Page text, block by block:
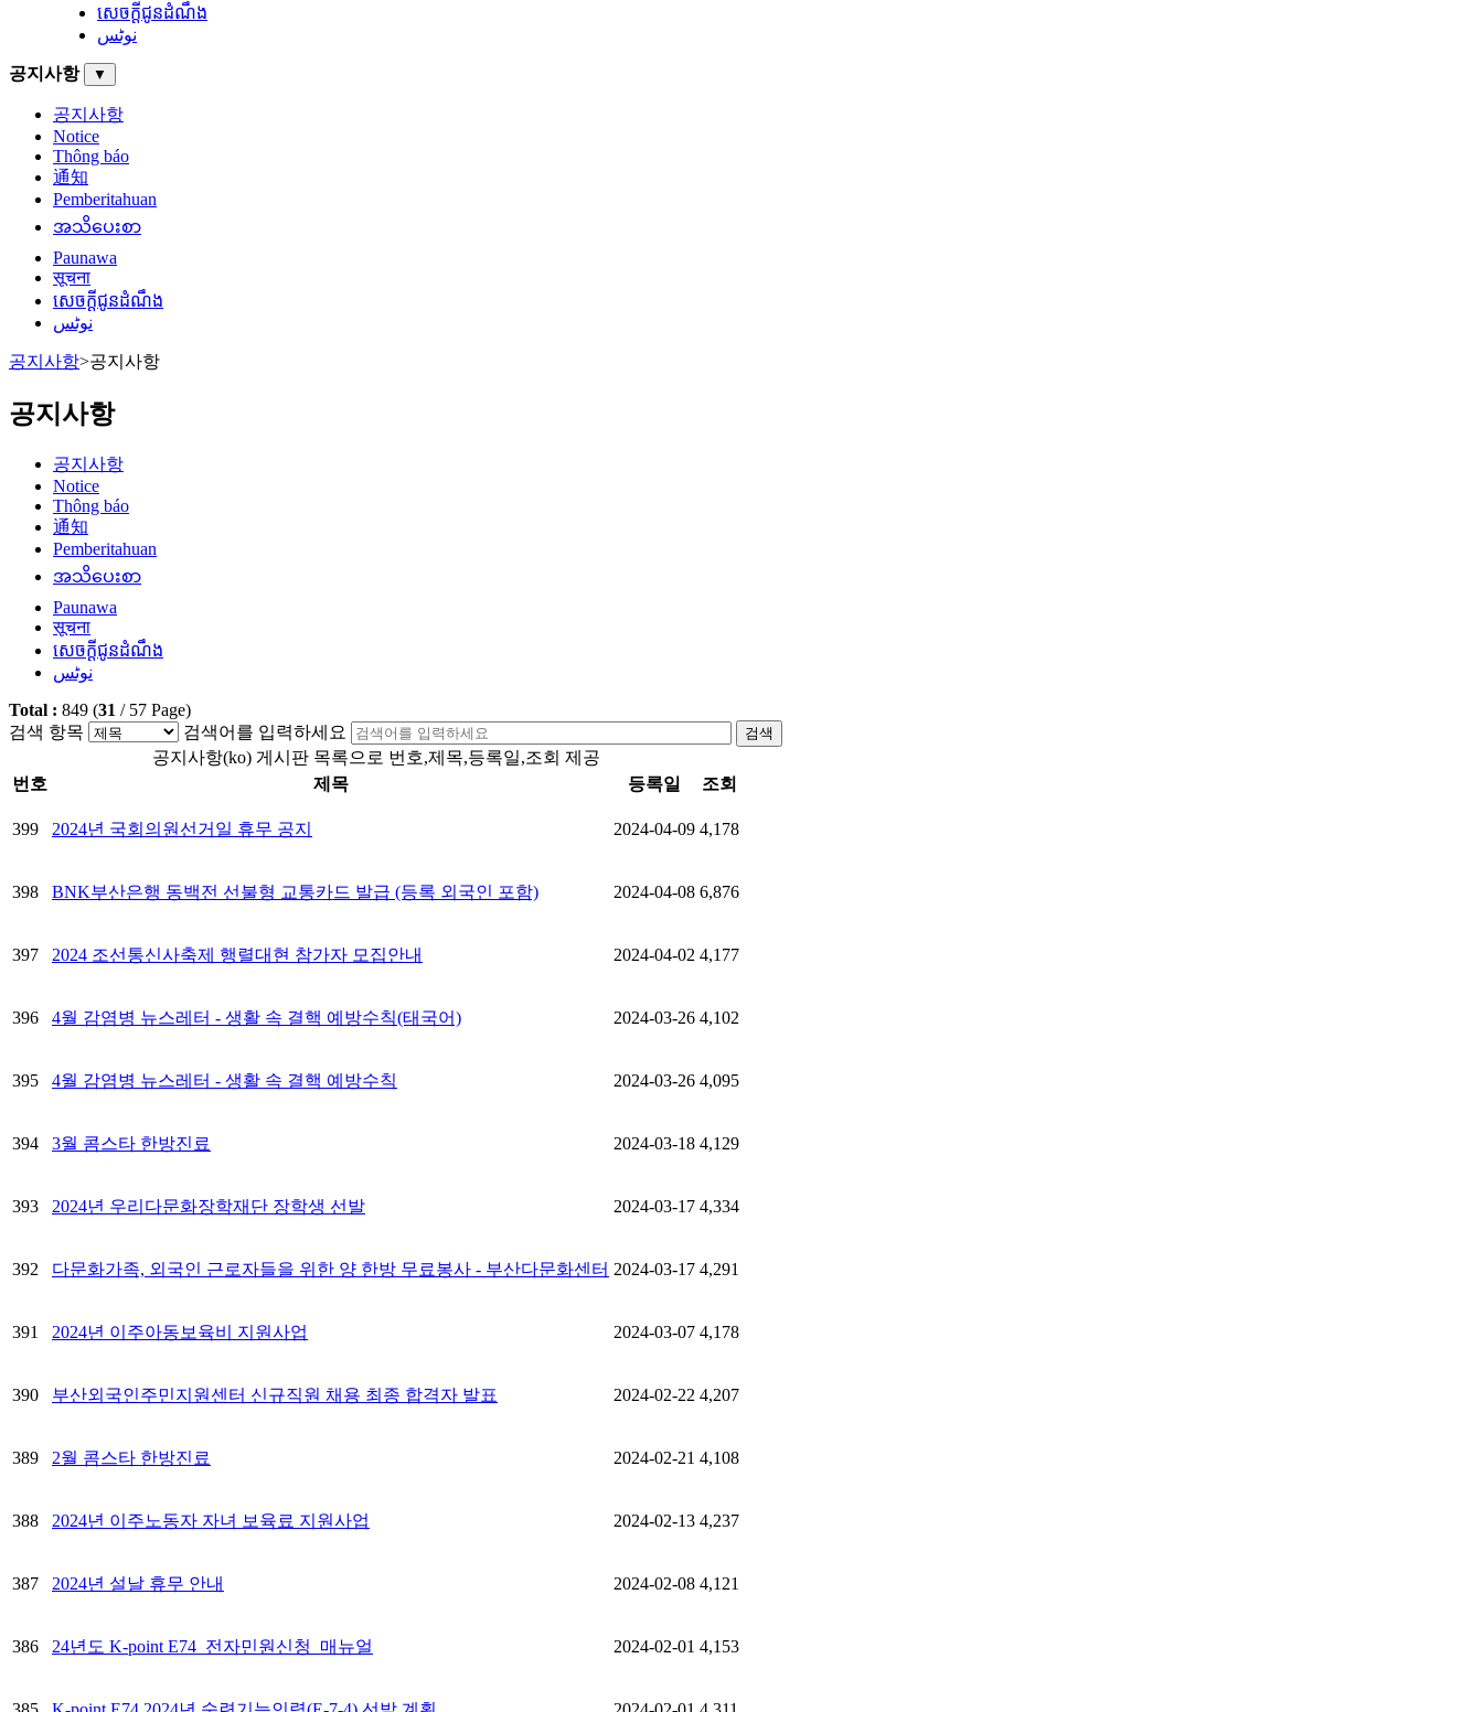
សេចក្តីជូនដំណឹង
نوٹس
공지사항 ▼
공지사항
Notice
Thông báo
通知
Pemberitahuan
အသိပေးစာ
Paunawa
सूचना
សេចក្តីជូនដំណឹង
نوٹس
공지사항>공지사항
공지사항
공지사항
Notice
Thông báo
通知
Pemberitahuan
အသိပေးစာ
Paunawa
सूचना
សេចក្តីជូនដំណឹង
نوٹس
Total : 849 (31 / 57 Page)
검색 항목
검색어를 입력하세요 검색
공지사항(ko) 게시판 목록으로 번호,제목,등록일,조회 제공
번호
제목 등록일 조회
399 2024년 국회의원선거일 휴무 공지 2024-04-09 4,178
398 BNK부산은행 동백전 선불형 교통카드 발급 (등록 외국인 포함) 2024-04-08 6,876
397 2024 조선통신사축제 행렬대현 참가자 모집안내 2024-04-02 4,177
396 4월 감염병 뉴스레터 - 생활 속 결핵 예방수칙(태국어) 2024-03-26 4,102
395 4월 감염병 뉴스레터 - 생활 속 결핵 예방수칙 2024-03-26 4,095
394 3월 콤스타 한방진료 2024-03-18 4,129
393 2024년 우리다문화장학재단 장학생 선발 2024-03-17 4,334
392 다문화가족, 외국인 근로자들을 위한 양 한방 무료봉사 - 부산다문화센터 2024-03-17 4,291
391 2024년 이주아동보육비 지원사업 2024-03-07 4,178
390 부산외국인주민지원센터 신규직원 채용 최종 합격자 발표 2024-02-22 4,207
389 2월 콤스타 한방진료 2024-02-21 4,108
388 2024년 이주노동자 자녀 보육료 지원사업 2024-02-13 4,237
387 2024년 설날 휴무 안내 2024-02-08 4,121
386 24년도 K-point E74_전자민원신청_매뉴얼 2024-02-01 4,153